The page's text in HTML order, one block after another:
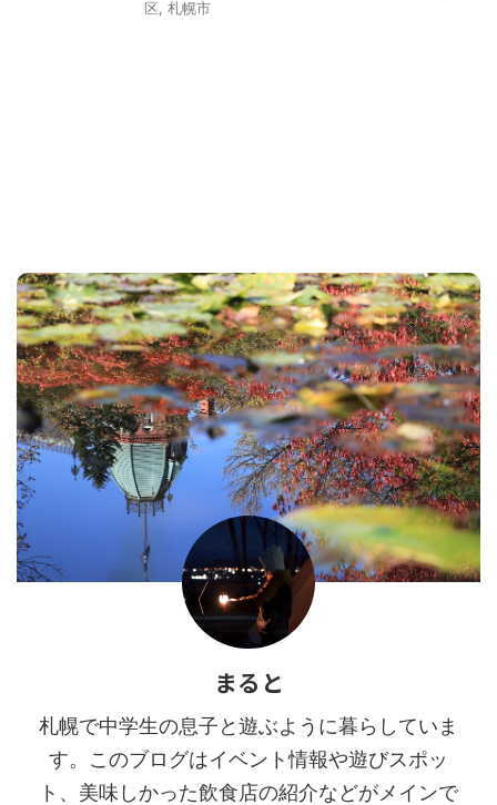
区 札幌市
まると
札幌で中学生の息子と遊ぶように暮らしていま
す。このブログはイベント情報や遊びスポッ
ト、美味しかった飲食店の紹介などがメインで